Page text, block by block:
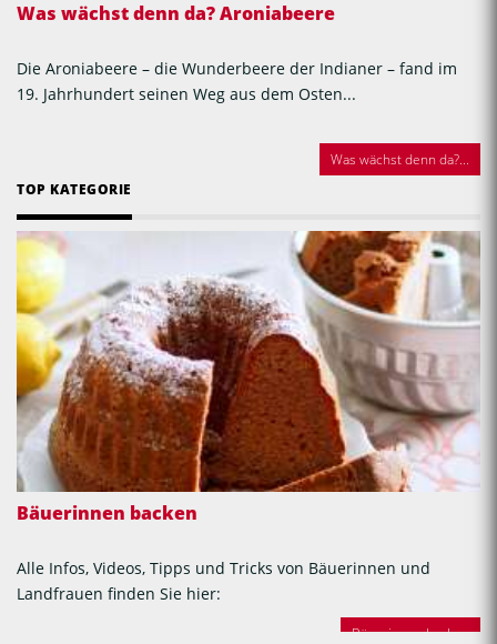
Was wächst denn da? Aroniabeere
Die Aroniabeere – die Wunderbeere der Indianer – fand im
19. Jahrhundert seinen Weg aus dem Osten...
Was wächst denn da?...
TOP KATEGORIE
Bäuerinnen backen
Alle Infos, Videos, Tipps und Tricks von Bäuerinnen und
Landfrauen finden Sie hier:
Bäuerinnen backen